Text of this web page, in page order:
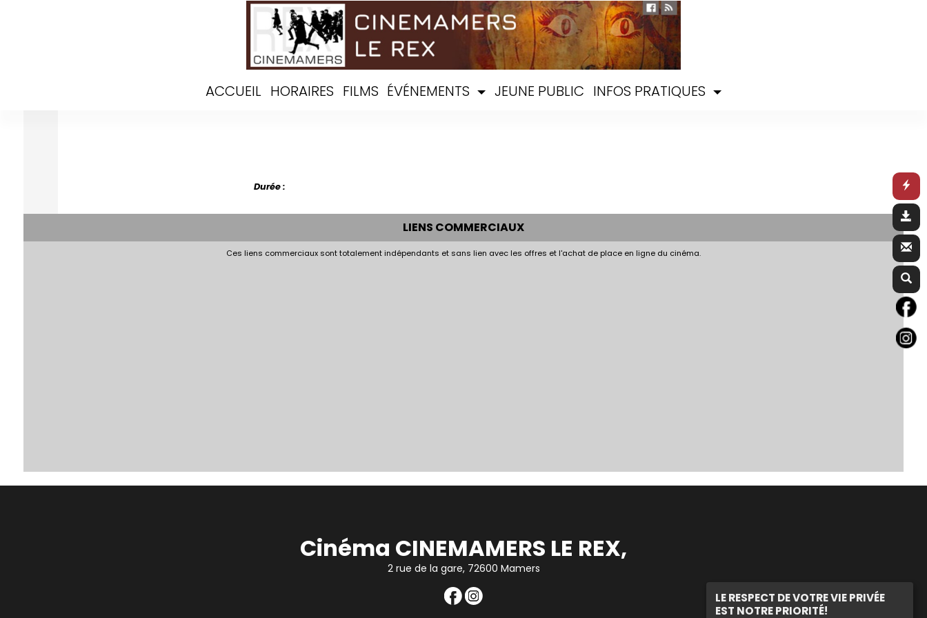
LE RESPECT DE VOTRE VIE PRIVÉE
EST NOTRE PRIORITÉ!
ACCUEIL HORAIRES FILMS ÉVÉNEMENTS JEUNE PUBLIC INFOS PRATIQUES
Durée :
LIENS COMMERCIAUX
Ces liens commerciaux sont totalement indépendants et sans lien avec les offres et l'achat de place en ligne du cinéma.
Cinéma CINEMAMERS LE REX,
2 rue de la gare, 72600 Mamers